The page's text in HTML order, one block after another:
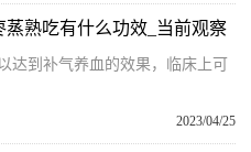
熟吃有什么功效_当前观察
达到补气养血的效果，临床上可
2023/04/25